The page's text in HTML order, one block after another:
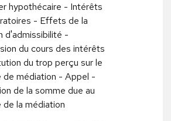
hypothécaire - Intérêts
- Effets de la
d'admissibilité -
du cours des intérêts
du trop perçu sur le
de médiation - Appel -
de la somme due au
la médiation